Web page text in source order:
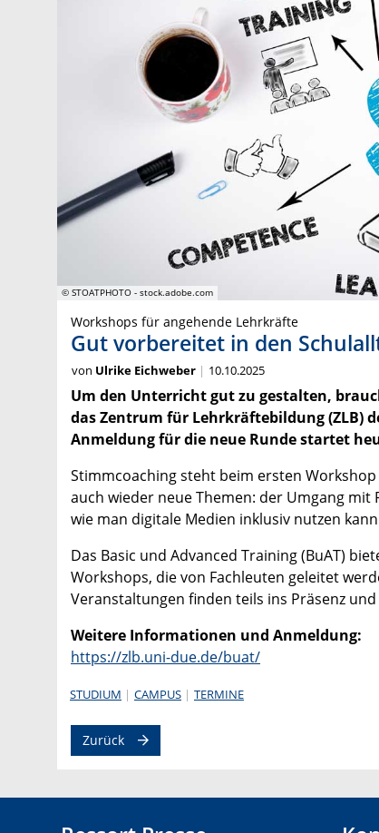
© STOATPHOTO - stock.adobe.com
Workshops für angehende Lehrkräfte
Gut vorbereitet in den
von Ulrike Eichweber 10.10.2025
Um den Unterricht gut zu gestalten,
das Zentrum für Lehrkräftebildung (ZLB)
Anmeldung für die neue Runde startet
Stimmcoaching steht beim ersten
auch wieder neue Themen: der Umgang
wie man digitale Medien inklusiv nutzen
Das Basic und Advanced Training (BuAT)
Workshops, die von Fachleuten geleitet
Veranstaltungen finden teils ins Präsenz
Weitere Informationen und Anmeldung:
https://zlb.uni-due.de/buat/
STUDIUM CAMPUS TERMINE
Zurück